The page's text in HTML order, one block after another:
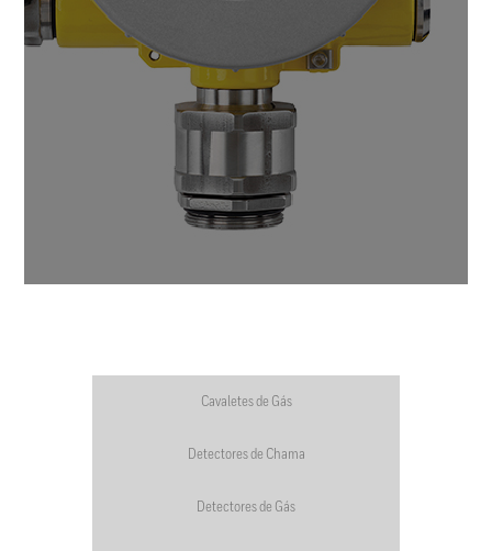
Cavaletes de Gás
Detectores de Chama
Detectores de Gás